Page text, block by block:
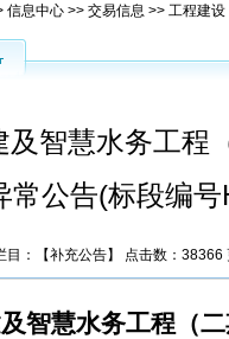
信息中心 >> 交易信息 >> 工程建设
智慧水务工程
常公告(标段编
目：【补充公告】 点击数：
智慧水务工程（